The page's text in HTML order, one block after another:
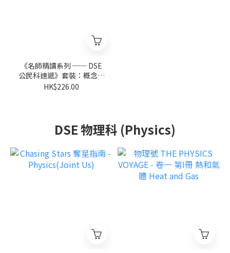
《名師精讀系列 ── DSE
公民科速遞》套裝：概念篇
及技巧篇(Pearson
HK$226.00
DSE 物理科 (Physics)